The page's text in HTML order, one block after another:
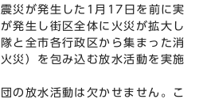
災が発生した1月17日を前に実
発生し街区全体に火災が拡大し
と全市各行政区から集まった消
災）を包み込む放水活動を実施
の放水活動は欠かせません。こ